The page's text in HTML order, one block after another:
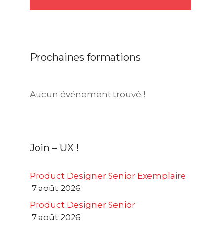
Prochaines formations
Aucun événement trouvé !
Join – UX !
Product Designer Senior Exemplaire
7 août 2026
Product Designer Senior
7 août 2026